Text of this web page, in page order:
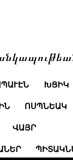
ԽՑԻԿ
ՈՍՊՆԵԱԿ
ՎԱՅՐ